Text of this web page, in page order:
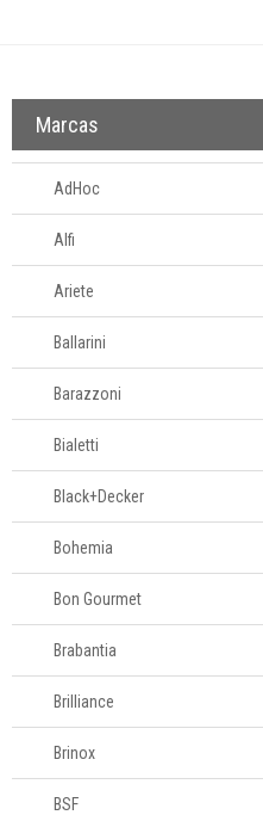
taças
Pegadores de
gelo
Saca-rolhas
Café e chá
Complementos
para mesa
Copos e taças
Louças
Servir
Talheres
Cama e banho
Marcas
AdHoc
Alfi
Ariete
Ballarini
Barazzoni
Bialetti
Black+Decker
Bohemia
Bon Gourmet
Brabantia
Brilliance
Brinox
BSF